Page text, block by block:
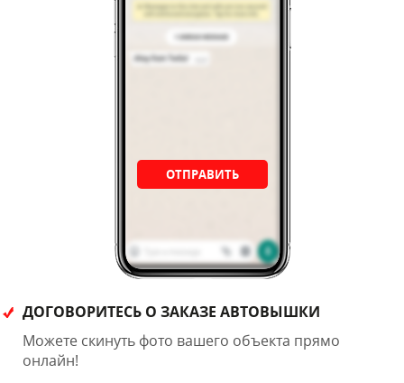
ОТПРАВИТЬ
ДОГОВОРИТЕСЬ О ЗАКАЗЕ АВТОВЫШКИ
Можете скинуть фото вашего объекта прямо
онлайн!